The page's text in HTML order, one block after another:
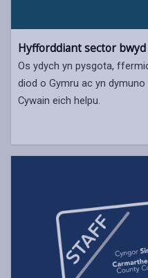
Hyfforddiant sector bwyd
Os ydych yn pysgota,
diod o Gymru ac yn
Cywain eich helpu.